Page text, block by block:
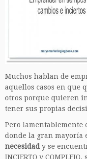
Muchos hablan de
aquellos casos en que
otros porque quieren
tener sus propias
Pero lamentablemente
donde la gran mayoría
necesidad y se
INCIERTO y